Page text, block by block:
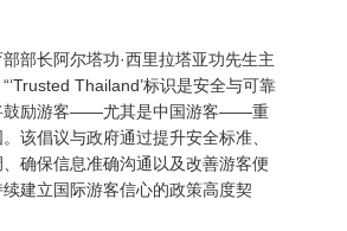
部长阿尔塔功·西里拉塔亚功先生主
Thailand’标识是安全与可靠
鼓励游客——尤其是中国游客——重
该倡议与政府通过提升安全标准、
确保信息准确沟通以及改善游客便
建立国际游客信心的政策高度契